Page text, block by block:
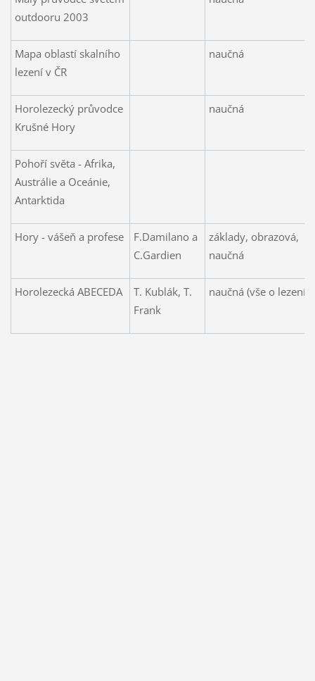
outdooru 2003
Mapa oblastí skalního
lezení v ČR
naučná
Horolezecký průvodce
Krušné Hory
naučná
Pohoří světa - Afrika,
Austrálie a Oceánie,
Antarktida
Hory - vášeň a profese
F.Damilano a
C.Gardien
základy, obrazová,
naučná
Horolezecká ABECEDA
T. Kublák, T.
Frank
naučná (vše o lezení)